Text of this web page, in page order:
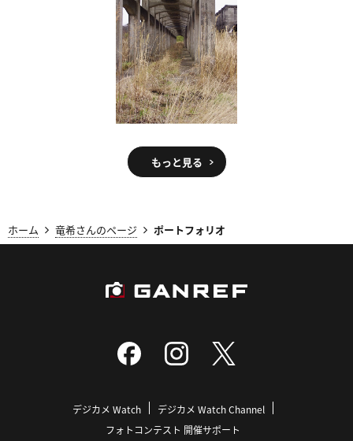
もっと見る
ホーム 竜希さんのページ ポートフォリオ
デジカメ Watch
デジカメ Watch Channel
フォトコンテスト 開催サポート